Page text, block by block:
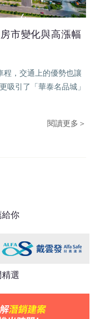
市變化與高漲幅
程，交通上的優勢也讓
吸引了「華泰名品城」
閱讀更多＞
你
選